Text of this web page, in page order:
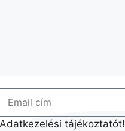
tájékoztatót!